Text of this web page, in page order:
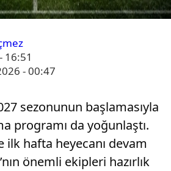
16:51
- 00:47
sezonunun başlamasıyla
programı da yoğunlaştı.
ilk hafta heyecanı devam
önemli ekipleri hazırlık